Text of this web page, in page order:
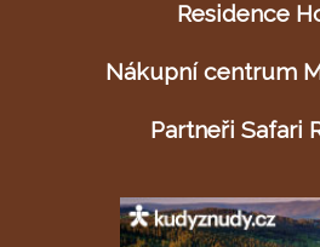
Residence
Nákupní centrum
Partneři Safari